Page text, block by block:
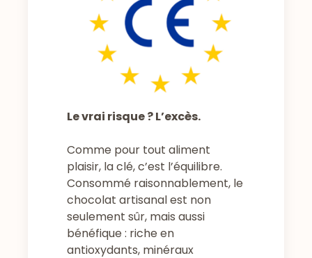
Le vrai risque ? L’excès.
Comme pour tout aliment
plaisir, la clé, c’est l’équilibre.
Consommé raisonnablement, le
chocolat artisanal est non
seulement sûr, mais aussi
bénéfique : riche en
antioxydants, minéraux